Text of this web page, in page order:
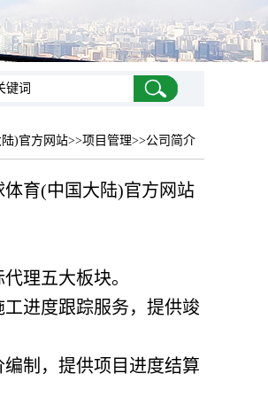
)官方网站>>项目管理>>公司简介
育(中国大陆)官方网站
理五大板块。
进度跟踪服务，提供竣
制，提供项目进度结算